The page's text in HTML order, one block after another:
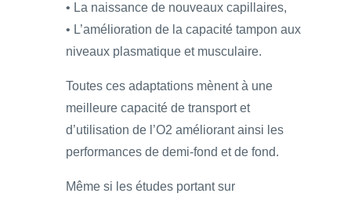
• La naissance de nouveaux capillaires,
• L’amélioration de la capacité tampon aux
niveaux plasmatique et musculaire.
Toutes ces adaptations mènent à une
meilleure capacité de transport et
d’utilisation de l’O2 améliorant ainsi les
performances de demi-fond et de fond.
Même si les études portant sur